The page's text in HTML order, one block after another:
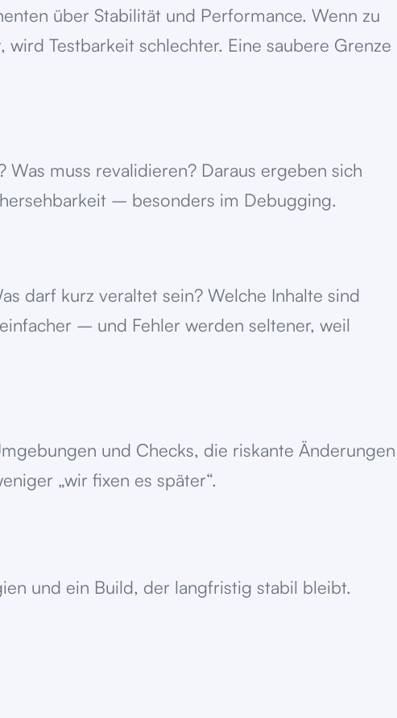
über Stabilität und Performance. Wenn zu
Testbarkeit schlechter. Eine saubere Grenze
muss revalidieren? Daraus ergeben sich
– besonders im Debugging.
darf kurz veraltet sein? Welche Inhalte sind
– und Fehler werden seltener, weil
und Checks, die riskante Änderungen
„wir fixen es später“.
und ein Build, der langfristig stabil bleibt.